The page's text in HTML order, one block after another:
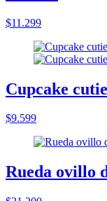
$11.299
Cupcake
$9.599
Rueda ovillo